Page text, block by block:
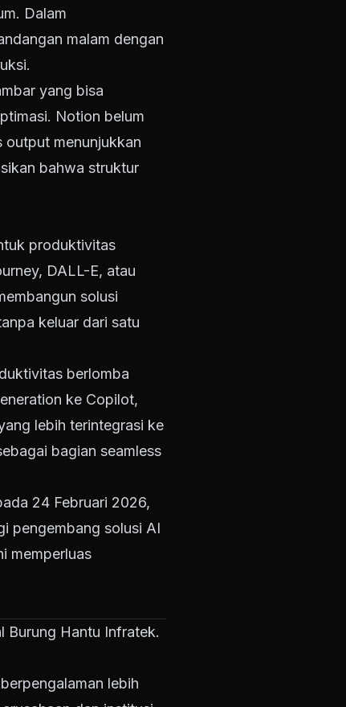
Dalam
malam dengan
yang bisa
Notion belum
output menunjukkan
bahwa struktur
produktivitas
DALL-E, atau
solusi
keluar dari satu
berlomba
ke Copilot,
lebih terintegrasi ke
bagian seamless
24 Februari 2026,
pengembang solusi AI
memperluas
Burung Hantu Infratek.
lebih